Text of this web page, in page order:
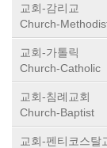
교회-감리교
Church-
교회-가톨릭
Church-Catholic
교회-침례교회
Church-Baptist
교회-펜티코스탈